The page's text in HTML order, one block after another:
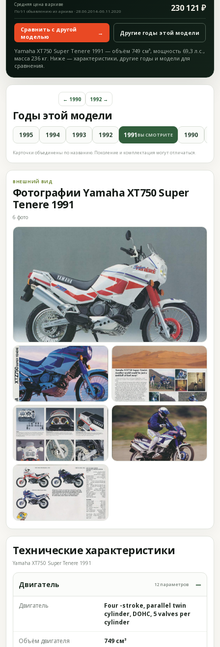
Средняя цена в архиве 230 121 ₽
По 91 объявлению из архива · 28.06.2014–06.11.2020
Сравнить с другой
моделью
→ Другие годы этой модели
Yamaha XT750 Super Tenere 1991 — объём 749 см³, мощность 69,3 л.с.,
масса 236 кг. Ниже — характеристики, другие годы и модели для
сравнения.
Годы этой модели
← 1990 1992 →
1995 1994 1993 1992 1991ВЫ СМОТРИТЕ 1990
Карточки объединены по названию. Поколение и комплектация могут отличаться.
ВНЕШНИЙ ВИД
Фотографии Yamaha XT750 Super
Tenere 1991
6 фото
Технические характеристики
Yamaha XT750 Super Tenere 1991
Двигатель 12 параметров
Двигатель
Four -stroke, parallel twin
cylinder, DOHC, 5 valves per
cylinder
Объём двигателя 749 см³